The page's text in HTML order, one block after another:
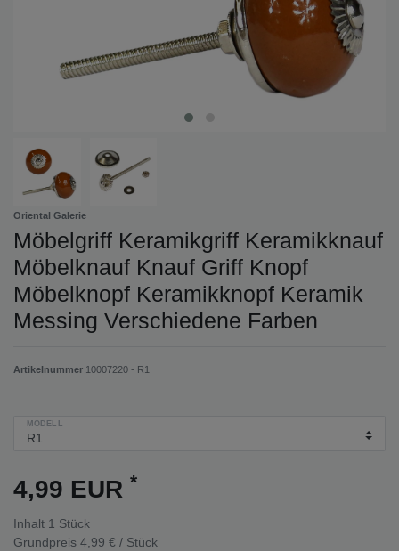
Oriental Galerie
Möbelgriff Keramikgriff Keramikknauf
Möbelknauf Knauf Griff Knopf
Möbelknopf Keramikknopf Keramik
Messing Verschiedene Farben
Artikelnummer 10007220 - R1
MODELL
4,99 EUR *
Inhalt 1 Stück
Grundpreis 4,99 € / Stück